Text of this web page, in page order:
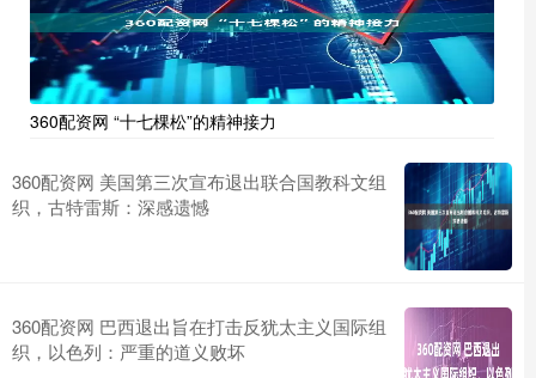
360配资网 “十七棵松”的精神接力
360配资网 美国第三次宣布退出联合国教科文组
织，古特雷斯：深感遗憾
360配资网 巴西退出旨在打击反犹太主义国际组
织，以色列：严重的道义败坏